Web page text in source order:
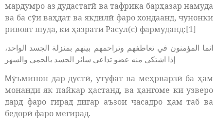
мардумро аз дудастагӣ ва тафриқа барҳазар намуда
ва ба сӯи ваҳдат ва якдилӣ фаро хондаанд, чунонки
ривоят шуда, ки ҳазрати Расул(с) фармуданд:[1]
انما المؤمنون في تعاطفهم وتراحمهم بينهم بمنزلة الجسد الواحد،
إذا اشتكى منه عضو تداعى سائر الجسد بالحمى والسهر
Мӯъминон дар дустӣ, утуфат ва меҳрварзӣ ба ҳам
монанди як пайкар ҳастанд, ва ҳангоме ки узверо
дард фаро гирад дигар аъзои ҷасадро ҳам таб ва
бедорӣ фаро мегирад.